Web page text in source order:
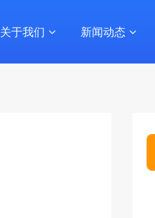
关于我们 新闻动态